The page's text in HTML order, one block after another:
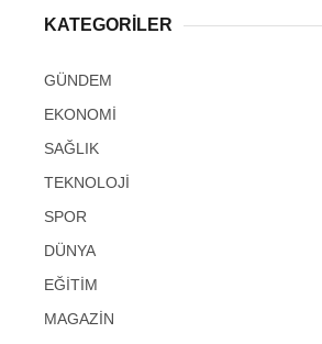
KATEGORİLER
GÜNDEM
EKONOMİ
SAĞLIK
TEKNOLOJİ
SPOR
DÜNYA
EĞİTİM
MAGAZİN